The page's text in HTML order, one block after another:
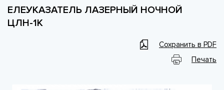
ЕЛЕУКАЗАТЕЛЬ ЛАЗЕРНЫЙ НОЧНОЙ
ЦЛН-1К
Сохранить в PDF
Печать